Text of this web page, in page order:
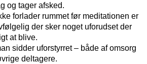
og tager afsked.
forlader rummet før meditationen er
der sker noget uforudset der
at blive.
sidder uforstyrret – både af omsorg
deltagere.